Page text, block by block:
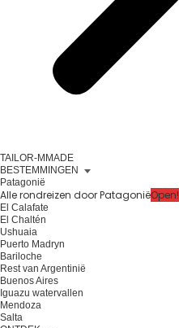
TAILOR-MMADE
BESTEMMINGEN
Patagonië
Alle rondreizen door PatagoniëOpen!
El Calafate
El Chaltén
Ushuaia
Puerto Madryn
Bariloche
Rest van Argentinië
Buenos Aires
Iguazu watervallen
Mendoza
Salta